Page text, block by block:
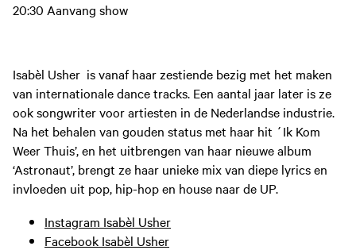
20:30 Aanvang show
Isabèl Usher is vanaf haar zestiende bezig met het maken
van internationale dance tracks. Een aantal jaar later is ze
ook songwriter voor artiesten in de Nederlandse industrie.
Na het behalen van gouden status met haar hit ´Ik Kom
Weer Thuis’, en het uitbrengen van haar nieuwe album
‘Astronaut’, brengt ze haar unieke mix van diepe lyrics en
invloeden uit pop, hip-hop en house naar de UP.
Instagram Isabèl Usher
Facebook Isabèl Usher